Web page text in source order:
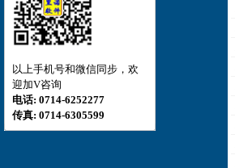
以上手机号和微信同步，欢
迎加V咨询
电话: 0714-6252277
传真: 0714-6305599